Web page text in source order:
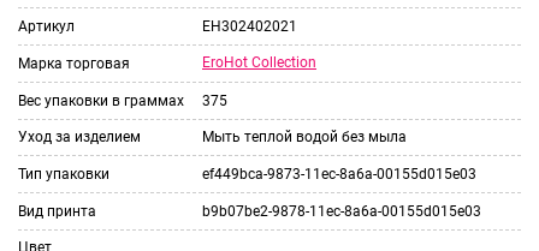
Артикул EH302402021
Марка торговая EroHot Collection
Вес упаковки в граммах 375
Уход за изделием Мыть теплой водой без мыла
Тип упаковки ef449bca-9873-11ec-8a6a-00155d015e03
Вид принта b9b07be2-9878-11ec-8a6a-00155d015e03
Цвет